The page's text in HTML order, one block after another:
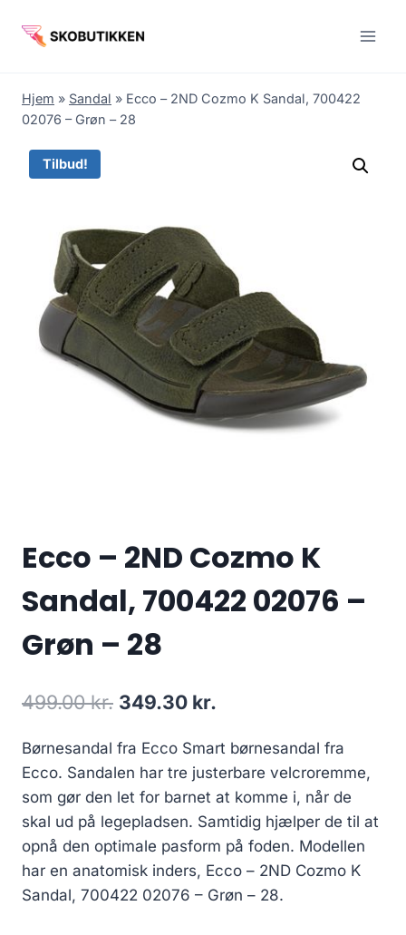
Hjem » Sandal » Ecco – 2ND Cozmo K Sandal, 700422
02076 – Grøn – 28
Tilbud!
Ecco – 2ND Cozmo K
Sandal, 700422 02076 –
Grøn – 28
499.00kr. Den
pris
var:
499.00 kr..
349.30 kr.
pris
er:
349.30 kr..
Børnesandal fra Ecco Smart børnesandal fra
Ecco. Sandalen har tre justerbare velcroremme,
som gør den let for barnet at komme i, når de
skal ud på legepladsen. Samtidig hjælper de til at
opnå den optimale pasform på foden. Modellen
har en anatomisk inders, Ecco – 2ND Cozmo K
Sandal, 700422 02076 – Grøn – 28.